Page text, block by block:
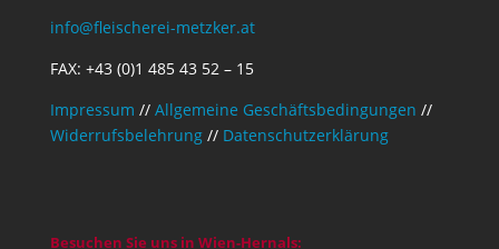
info@fleischerei-metzker.at
FAX: +43 (0)1 485 43 52 – 15
Impressum // Allgemeine Geschäftsbedingungen //
Widerrufsbelehrung// Datenschutzerklärung
Besuchen Sie uns in Wien-Hernals: